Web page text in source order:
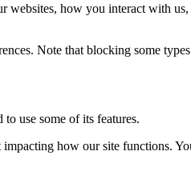
how you interact with
Note that blocking some
use some of its features.
how our site functions.